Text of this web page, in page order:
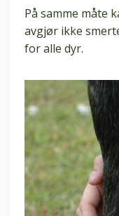
På samme måte
avgjør ikke
for alle dyr.